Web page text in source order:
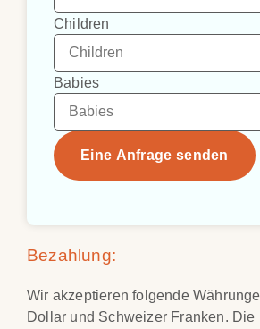
Children
Babies
Eine Anfrage senden
Bezahlung:
Wir akzeptieren folgende
Dollar und Schweizer Franken.